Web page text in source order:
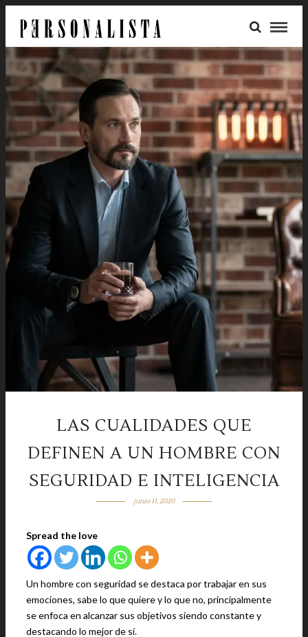
LAS CUALIDADES QUE
DEFINEN A UN HOMBRE CON
SEGURIDAD E INTELIGENCIA
junio 11, 2020
Spread the love
Un hombre con seguridad se destaca por trabajar en sus
emociones, sabe lo que quiere y lo que no, principalmente
se enfoca en alcanzar sus objetivos siendo constante y
destacando lo mejor de sí.